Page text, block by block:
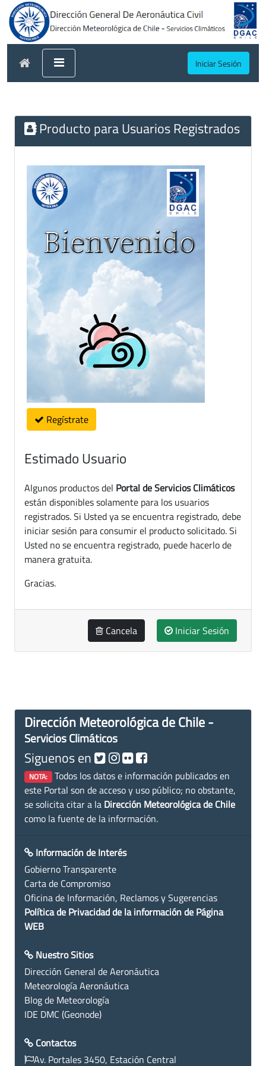
Iniciar Sesión
Producto para Usuarios Registrados
Regístrate
Estimado Usuario
Algunos productos del Portal de Servicios Climáticos
están disponibles solamente para los usuarios
registrados. Si Usted ya se encuentra registrado, debe
iniciar sesión para consumir el producto solicitado. Si
Usted no se encuentra registrado, puede hacerlo de
manera gratuita.
Gracias.
Cancela Iniciar Sesión
Dirección Meteorológica de Chile -
Servicios Climáticos
Siguenos en
NOTA: Todos los datos e información publicados en
este Portal son de acceso y uso público; no obstante,
se solicita citar a la Dirección Meteorológica de Chile
como la fuente de la información.
Información de Interés
Gobierno Transparente
Carta de Compromiso
Oficina de Información, Reclamos y Sugerencias
Política de Privacidad de la información de Página
WEB
Nuestro Sitios
Dirección General de Aeronáutica
Meteorología Aeronáutica
Blog de Meteorología
IDE DMC (Geonode)
Contactos
Av. Portales 3450, Estación Central